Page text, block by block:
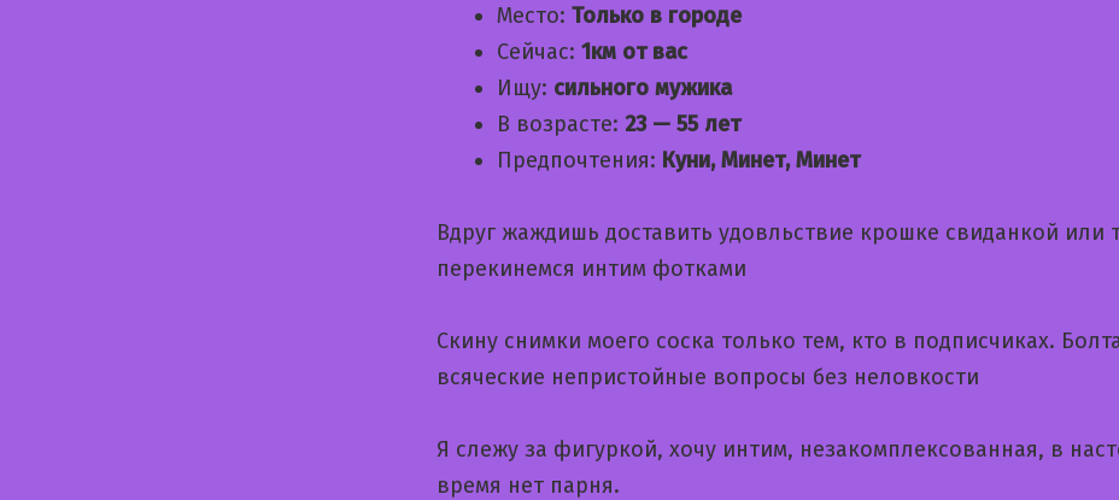
Место: Только в городе
Сейчас: 1км от вас
Ищу: сильного мужика
В возрасте: 23 — 55 лет
Предпочтения: Куни, Минет, Минет
Вдруг жаждишь доставить удовльствие крошке свиданкой или
перекинемся интим фотками
Скину снимки моего соска только тем, кто в подписчиках.
всяческие непристойные вопросы без неловкости
Я слежу за фигуркой, хочу интим, незакомплексованная, в
время нет парня.